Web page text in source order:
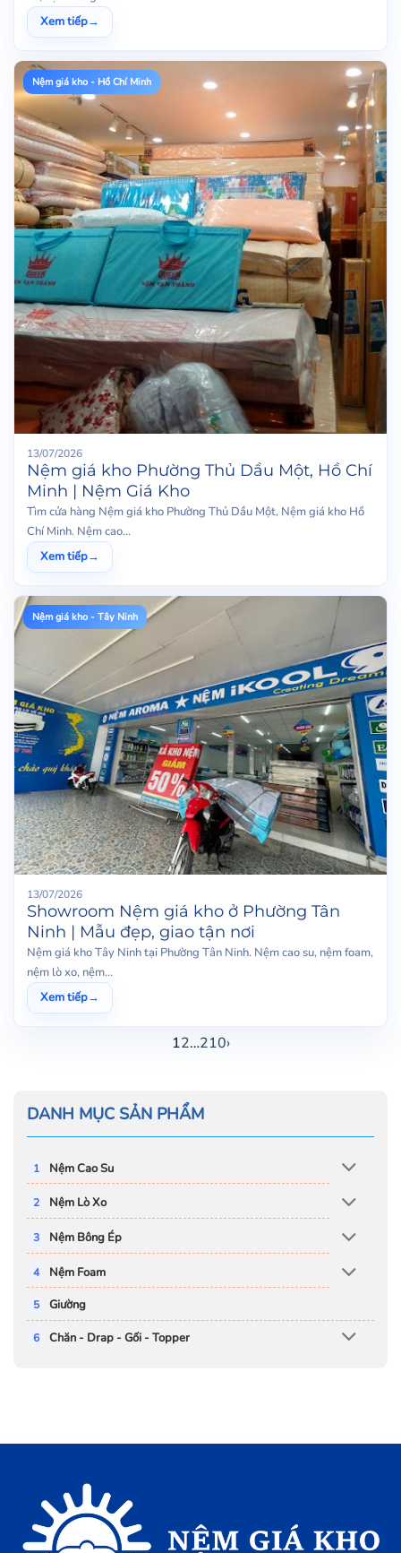
DANH MỤC SẢN PHẨM
Nệm Cao Su
Nệm Lò Xo
Nệm Bông Ép
Nệm Foam
Giường
Chăn - Drap - Gối - Topper
Xem tiếp→
Nệm giá kho - Hồ Chí Minh
13/07/2026
Nệm giá kho Phường Thủ Dầu Một, Hồ Chí
Minh | Nệm Giá Kho
Tìm cửa hàng Nệm giá kho Phường Thủ Dầu Một, Nệm giá kho Hồ
Chí Minh. Nệm cao...
Xem tiếp→
Nệm giá kho - Tây Ninh
13/07/2026
Showroom Nệm giá kho ở Phường Tân
Ninh | Mẫu đẹp, giao tận nơi
Nệm giá kho Tây Ninh tại Phường Tân Ninh. Nệm cao su, nệm foam,
nệm lò xo, nệm...
Xem tiếp→
12…210›